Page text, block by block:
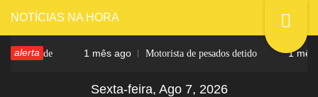
Skip
to
content
NOTÍCIAS NA HORA
alerta
rede 1 mês ago Motorista de pesados detido 1 mês ago
Sexta-feira, Ago 7, 2026